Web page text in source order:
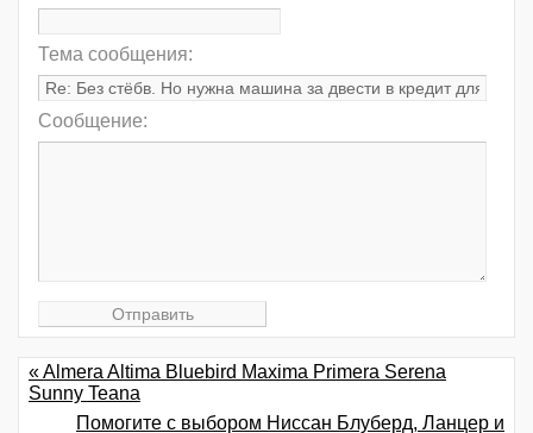
Тема сообщения:
Сообщение:
« Almera Altima Bluebird Maxima Primera Serena
Sunny Teana
Помогите с выбором Ниссан Блуберд, Ланцер и